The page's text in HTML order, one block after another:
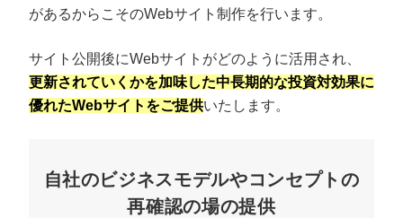
があるからこそのWebサイト制作を行います。
サイト公開後にWebサイトがどのように活用され、
更新されていくかを加味した中長期的な投資対効果に
優れたWebサイトをご提供いたします。
自社のビジネスモデルやコンセプトの
再確認の場の提供